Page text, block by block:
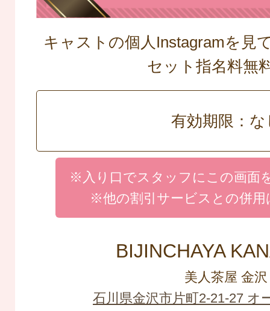
キャストの個人Instagramを見
セット指名料
有効期限：な
※入り口でスタッフにこの画面
※他の割引サービスとの併
BIJINCHAYA
美人茶屋 金沢
石川県金沢市片町2-21-27 オ